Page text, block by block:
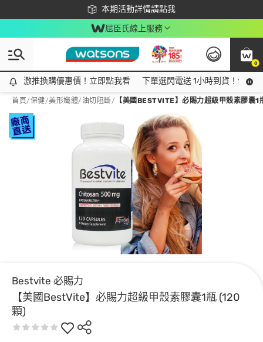
本期活動詳情請點我
下載app最高回饋$350
屈臣氏線上服務
0
激推換購優惠價！立即點我看
激推換購優惠價！立即點我看 下單選閃電送 1小時到貨！領神
首頁/保健/美形孅體/油切阻斷/ 【美國BESTVITE】必賜力超級甲殼素膠囊
Bestvite 必賜力
【美國BestVite】必賜力超級甲殼素膠囊1瓶 (120
顆)